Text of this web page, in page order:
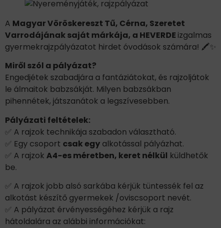
A Magyar Vöröskereszt Tű, Cérna, Szeretet
Varrodájának saját márkája, a HEVERDE izgalmas
gyermekrajzpályázatot hirdet óvodások számára! 🖍️✨
Miről szól a pályázat?
Engedjétek szabadjára a fantáziátokat, és rajzoljátok
le álmaitok babzsákját. Milyen babzsákban
pihennétek, játszanátok a legszívesebben.
Pályázati feltételek:
✅ A rajzok technikája szabadon választható.
✅ Egy csoport csak egy alkotással pályázhat.
✅ A rajzok A4-es méretben, keret nélkül küldhetők
be.
✅ A rajzok jobb alsó sarkába kérjük tüntessék fel az
alkotást készítő gyermekek /oviscsoport nevét.
✅ A pályázat érvényességéhez kérjük a rajz
hátoldalára az alábbi információkat: